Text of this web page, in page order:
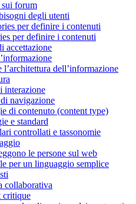
forum
degli utenti
per definire i contenuti
per definire i contenuti
accettazione
dell’informazione
interazione
navigazione
di contenuto (content type)
e standard
controllati e tassonomie
le persone sul web
per un linguaggio semplice
collaborativa
critique